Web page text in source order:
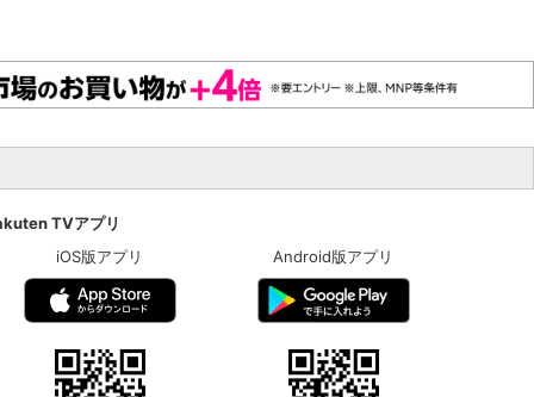
TVアプリ
iOS版アプリ
Android版アプリ